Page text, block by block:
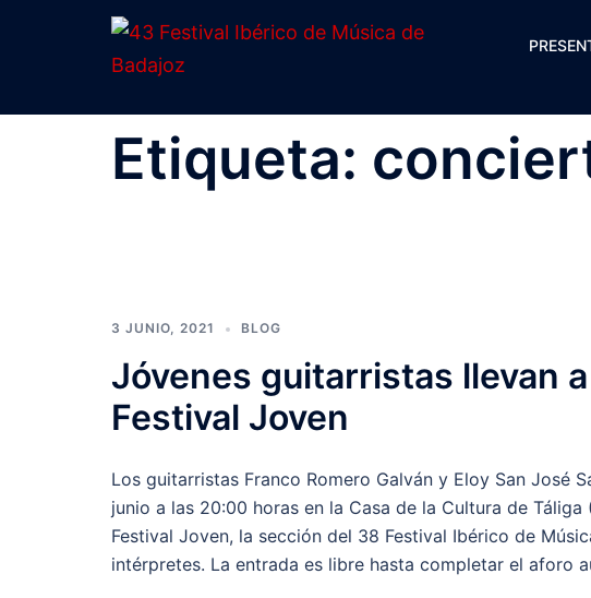
Etiqueta:
3 JUNIO, 2021 BLOG
Jóvenes guitarristas llevan
Festival Joven
Los guitarristas Franco Romero Galván y Eloy San José
junio a las 20:00 horas en la Casa de la Cultura de
Festival Joven, la sección del 38 Festival Ibérico de
intérpretes. La entrada es libre hasta completar el aforo